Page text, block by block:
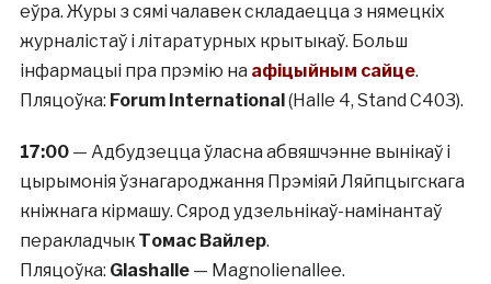
еўра. Журы з сямі чалавек складаецца з нямецкіх
журналістаў і літаратурных крытыкаў. Больш
інфармацыі пра прэмію на афіцыйным сайце.
Пляцоўка: Forum International(Halle 4, Stand C403).
17:00— Адбудзецца ўласна абвяшчэнне вынікаў і
цырымонія ўзнагароджання Прэміяй Ляйпцыгскага
кніжнага кірмашу. Сярод удзельнікаў-намінантаў
перакладчык Томас Вайлер.
Пляцоўка: Glashalle — Magnolienallee.